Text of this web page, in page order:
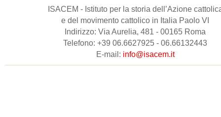
ISACEM - Istituto per la storia dell’Azione
e del movimento cattolico in Italia Paolo VI
Indirizzo: Via Aurelia, 481 - 00165 Roma
Telefono: +39 06.6627925 - 06.66132443
E-mail: info@isacem.it